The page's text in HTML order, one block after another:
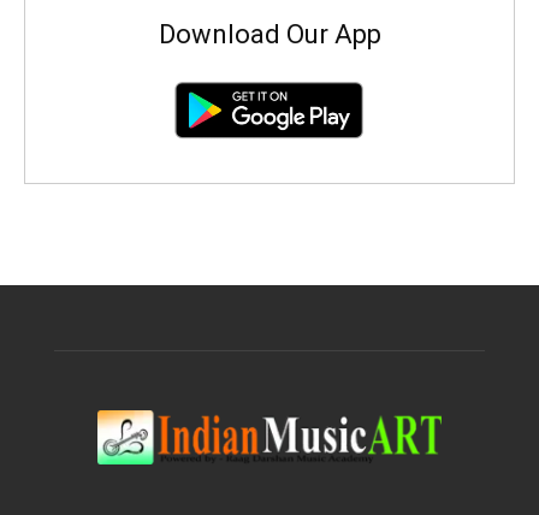
Download Our App